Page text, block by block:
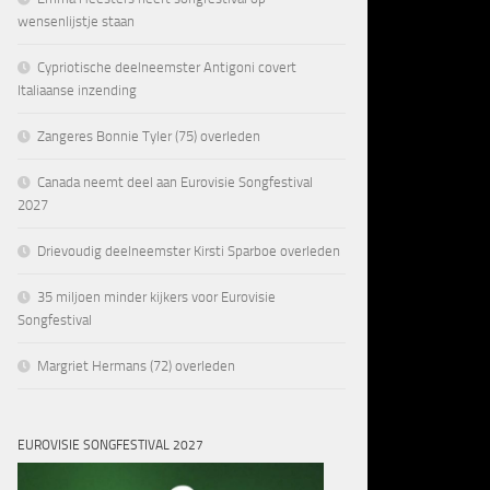
wensenlijstje staan
Cypriotische deelneemster Antigoni covert
Italiaanse inzending
Zangeres Bonnie Tyler (75) overleden
Canada neemt deel aan Eurovisie Songfestival
2027
Drievoudig deelneemster Kirsti Sparboe overleden
35 miljoen minder kijkers voor Eurovisie
Songfestival
Margriet Hermans (72) overleden
EUROVISIE SONGFESTIVAL 2027